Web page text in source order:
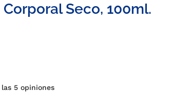
Seco, 100ml.
las 5 opiniones